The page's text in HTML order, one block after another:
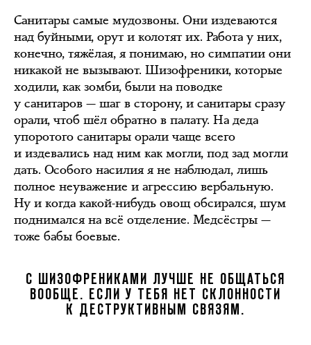
Санитары самые мудозвоны. Они издеваются
над буйными, орут и колотят их. Работа у них,
конечно, тяжёлая, я понимаю, но симпатии они
никакой не вызывают. Шизофреники, которые
ходили, как зомби, были на поводке
у санитаров — шаг в сторону, и санитары сразу
орали, чтоб шёл обратно в палату. На деда
упоротого санитары орали чаще всего
и издевались над ним как могли, под зад могли
дать. Особого насилия я не наблюдал, лишь
полное неуважение и агрессию вербальную.
Ну и когда какой-нибудь овощ обсирался, шум
поднимался на всё отделение. Медсёстры —
тоже бабы боевые.
С ШИЗОФРЕНИКАМИ ЛУЧШЕ НЕ ОБЩАТЬСЯ
ВООБЩЕ. ЕСЛИ У ТЕБЯ НЕТ СКЛОННОСТИ
К ДЕСТРУКТИВНЫМ СВЯЗЯМ.